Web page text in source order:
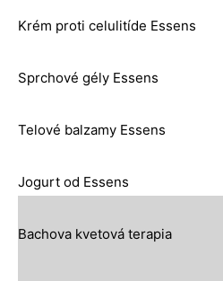
Krém proti celulitíde Essens
Sprchové gély Essens
Telové balzamy Essens
Jogurt od Essens
Bachova kvetová terapia